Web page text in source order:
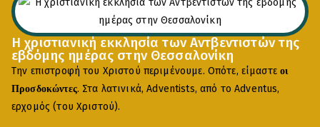
Η χριστιανική εκκλησία των Αντβεντιστών της
εβδόμης ημέρας στην Θεσσαλονίκη
Την επιστροφή του Χριστού περιμένουμε. Οπότε, είμαστεοι
Προσδοκώντες. Στα λατινικά, Adventists, από το Adventus,
ερχομός (του Χριστού).